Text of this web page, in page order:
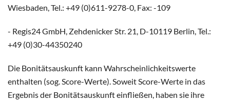
Wiesbaden, Tel.: +49 (0)611-9278-0, Fax: -109
- Regis24 GmbH, Zehdenicker Str. 21, D-10119 Berlin, Tel.:
+49 (0)30-44350240
Die Bonitätsauskunft kann Wahrscheinlichkeitswerte
enthalten (sog. Score-Werte). Soweit Score-Werte in das
Ergebnis der Bonitätsauskunft einfließen, haben sie ihre